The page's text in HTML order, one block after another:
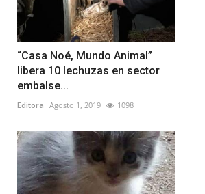
“Casa Noé, Mundo Animal”
libera 10 lechuzas en sector
embalse...
Editora Agosto 1, 2019 1098